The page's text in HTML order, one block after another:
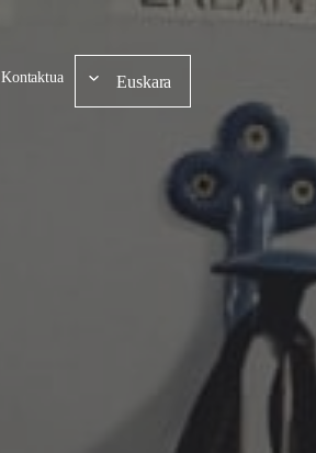
Kontaktua Euskara